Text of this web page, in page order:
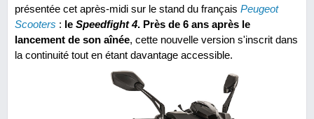
présentée cet après-midi sur le stand du français Peugeot
Scooters : le Speedfight 4. Près de 6 ans après le
lancement de son aînée, cette nouvelle version s'inscrit dans
la continuité tout en étant davantage accessible.